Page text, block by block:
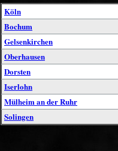
Köln
Bochum
Gelsenkirchen
Oberhausen
Dorsten
Iserlohn
Mülheim an der Ruhr
Solingen